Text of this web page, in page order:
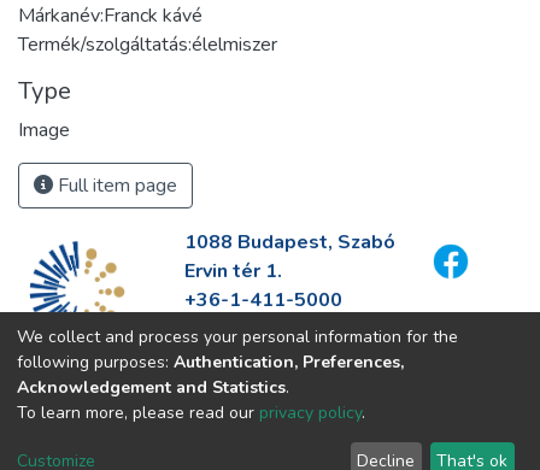
Márkanév:Franck kávé
Termék/szolgáltatás:élelmiszer
Type
Image
Full item page
1088 Budapest, Szabó
Ervin tér 1.
+36-1-411-5000
info@fszek.hu
https://fszek.hu
We collect and process your personal information for the
following purposes: Authentication, Preferences,
Acknowledgement and Statistics.
To learn more, please read our privacy policy.
Customize Decline That's ok